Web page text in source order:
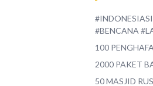
#BENCANA
100
2000 PAKET
50 MASJID